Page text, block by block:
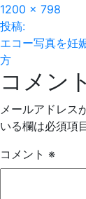
フ
ル
サ
イ
ズ
1200 × 798
投
稿
ナ
ビ
ゲ
ー
投稿:
エコー写真を妊
方
コメン
メールアドレス
いる欄は必須項
コメント ※